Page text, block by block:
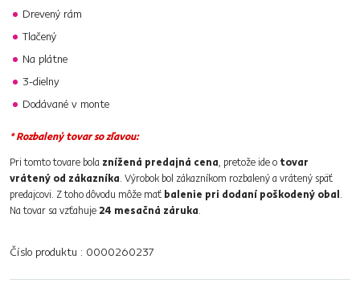
Drevený rám
Tlačený
Na plátne
3-dielny
Dodávané v monte
* Rozbalený tovar so zľavou:
Pri tomto tovare bola znížená predajná cena , pretože ide o tovar
vrátený od zákazníka . Výrobok bol zákazníkom rozbalený a vrátený späť
predajcovi. Z toho dôvodu môže mať balenie pri dodaní poškodený obal
Na tovar sa vzťahuje 24 mesačná záruka
Číslo produktu : 0000260237